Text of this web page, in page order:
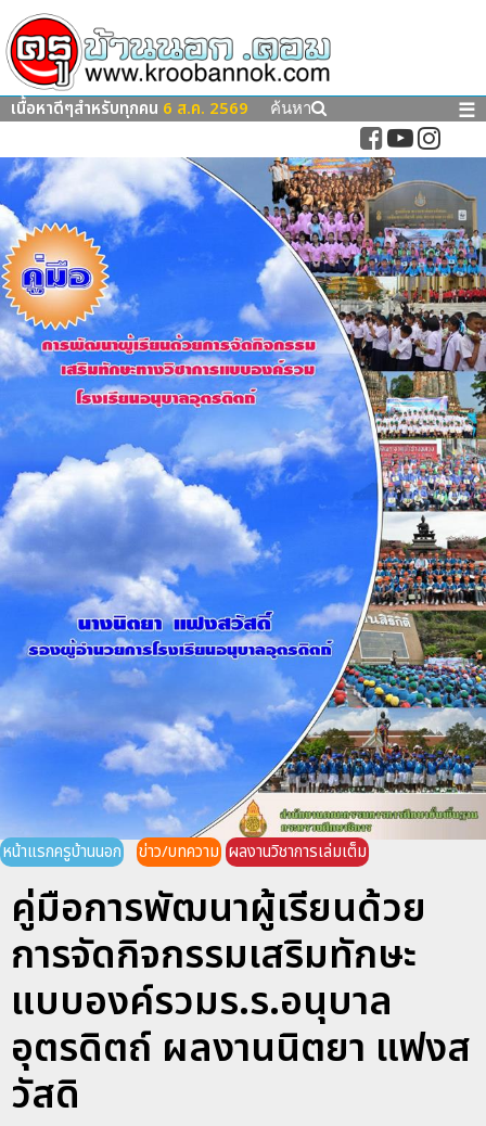
เนื้อหาดีๆสำหรับทุกคน 6 ส.ค. 2569 ค้นหา ☰
หน้าแรกครูบ้านนอก ข่าว/บทความ ผลงานวิชาการเล่มเต็ม
คู่มือการพัฒนาผู้เรียนด้วย
การจัดกิจกรรมเสริมทักษะ
แบบองค์รวมร.ร.อนุบาล
อุตรดิตถ์ ผลงานนิตยา แฟงส
วัสดิ